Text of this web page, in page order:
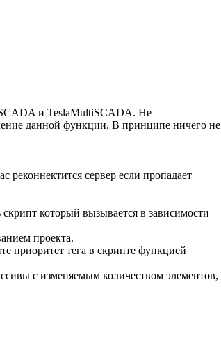
и TeslaMultiSCADA. Не
данной функции. В принципе ничего не
сервер если пропадает
который вызывается в зависимости
проекта.
приоритет тега в скрипте функцией
с изменяемым количеством элементов,